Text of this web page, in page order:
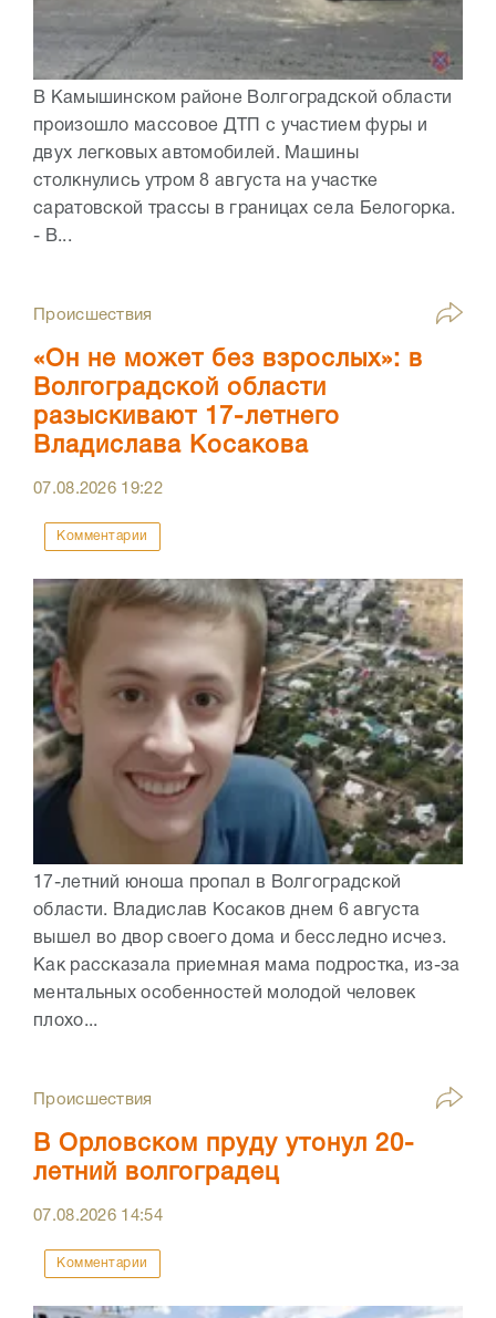
В Камышинском районе Волгоградской области
произошло массовое ДТП с участием фуры и
двух легковых автомобилей. Машины
столкнулись утром 8 августа на участке
саратовской трассы в границах села Белогорка.
- В...
Происшествия
«Он не может без взрослых»: в
Волгоградской области
разыскивают 17-летнего
Владислава Косакова
07.08.2026 19:22
Комментарии
17-летний юноша пропал в Волгоградской
области. Владислав Косаков днем 6 августа
вышел во двор своего дома и бесследно исчез.
Как рассказала приемная мама подростка, из-за
ментальных особенностей молодой человек
плохо...
Происшествия
В Орловском пруду утонул 20-
летний волгоградец
07.08.2026 14:54
Комментарии